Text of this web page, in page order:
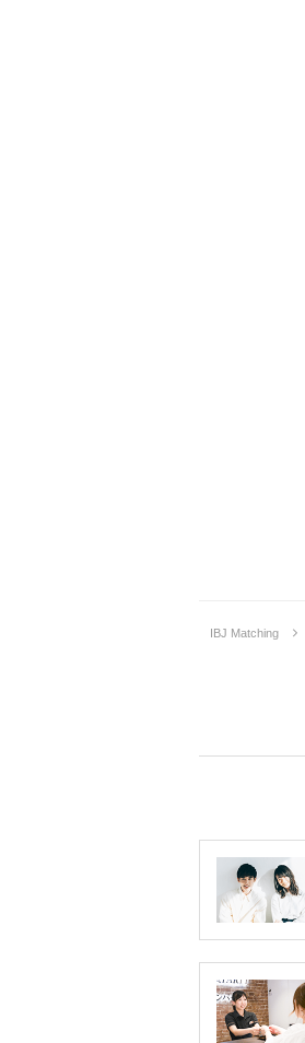
IBJ Matching